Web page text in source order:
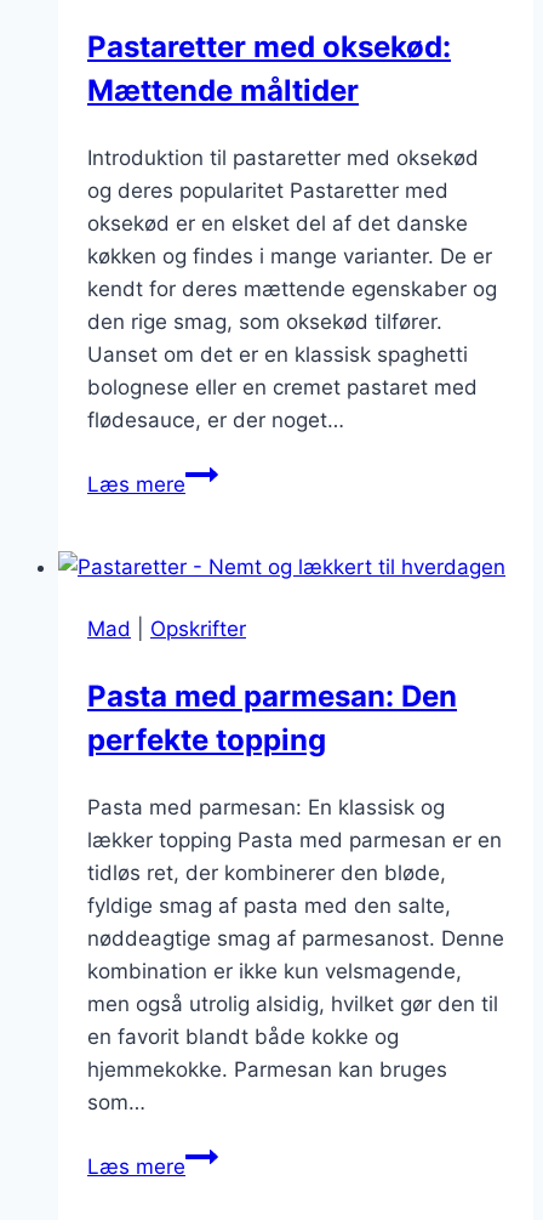
Pastaretter med oksekød:
Mættende måltider
Introduktion til pastaretter med oksekød
og deres popularitet Pastaretter med
oksekød er en elsket del af det danske
køkken og findes i mange varianter. De er
kendt for deres mættende egenskaber og
den rige smag, som oksekød tilfører.
Uanset om det er en klassisk spaghetti
bolognese eller en cremet pastaret med
flødesauce, er der noget…
Læs merePastaretter
Mættende
Mad
Opskrifter
Pasta med parmesan: Den
perfekte topping
Pasta med parmesan: En klassisk og
lækker topping Pasta med parmesan er en
tidløs ret, der kombinerer den bløde,
fyldige smag af pasta med den salte,
nøddeagtige smag af parmesanost. Denne
kombination er ikke kun velsmagende,
men også utrolig alsidig, hvilket gør den til
en favorit blandt både kokke og
hjemmekokke. Parmesan kan bruges
som…
Læs merePasta